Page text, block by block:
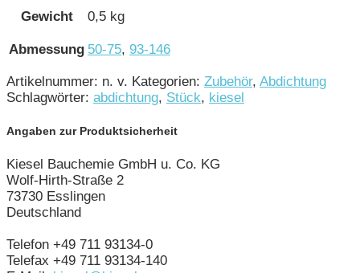
Gewicht 0,5 kg
Abmessung 50-75, 93-146
Artikelnummer: n. v. Kategorien: Zubehör, Abdichtung
Schlagwörter: abdichtung, Stück, kiesel
Angaben zur Produktsicherheit
Kiesel Bauchemie GmbH u. Co. KG
Wolf-Hirth-Straße 2
73730 Esslingen
Deutschland
Telefon +49 711 93134-0
Telefax +49 711 93134-140